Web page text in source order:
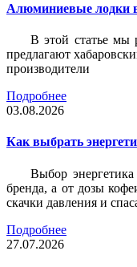
Алюминиевые лодки
В этой статье мы
предлагают
производители
Подробнее
03.08.2026
Как выбрать
Выбор
бренда, а от дозы
скачки давления и
Подробнее
27.07.2026